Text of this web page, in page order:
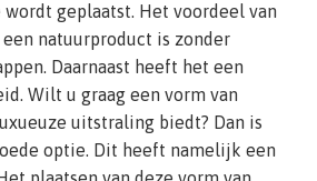
geplaatst. Het voordeel van
natuurproduct is zonder
Daarnaast heeft het een
Wilt u graag een vorm van
uitstraling biedt? Dan is
optie. Dit heeft namelijk een